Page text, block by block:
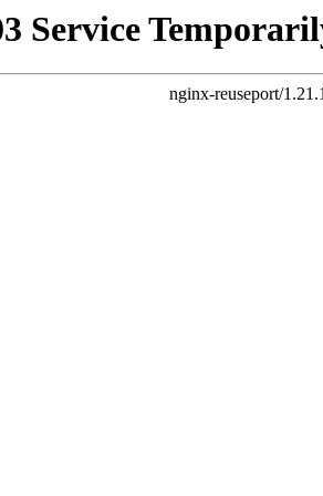
Service
nginx-reuseport/